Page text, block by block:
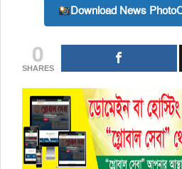
Download News
0
SHARES